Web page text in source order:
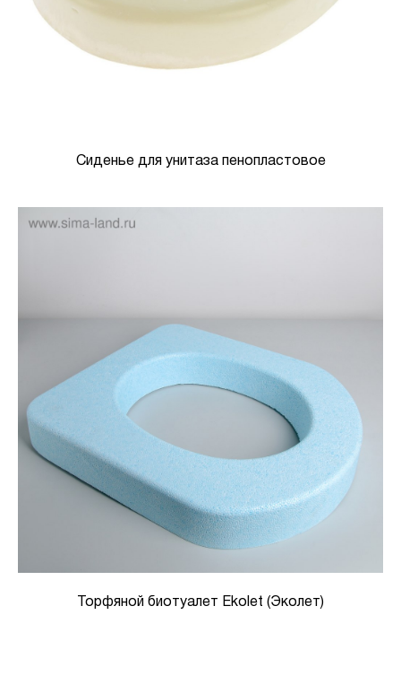
Сиденье для унитаза пенопластовое
Торфяной биотуалет Ekolet (Эколет)